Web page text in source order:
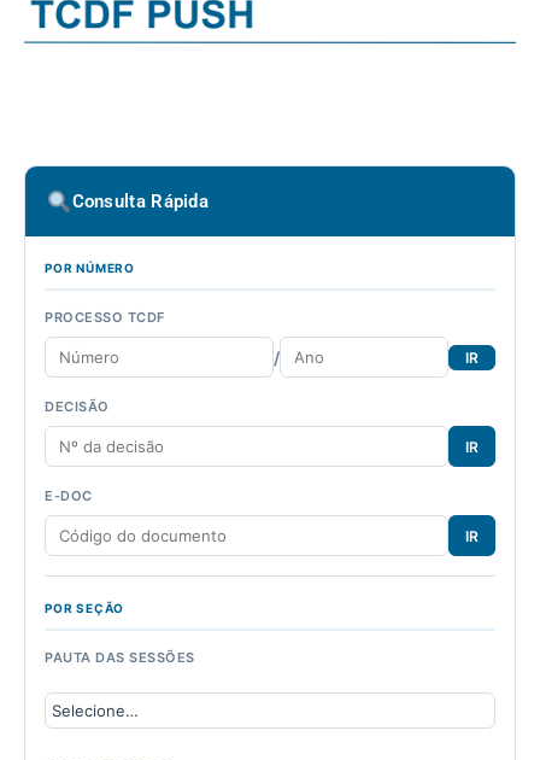
Consulta Rápida
POR NÚMERO
PROCESSO TCDF
/ IR
DECISÃO
IR
E-DOC
IR
POR SEÇÃO
PAUTA DAS SESSÕES